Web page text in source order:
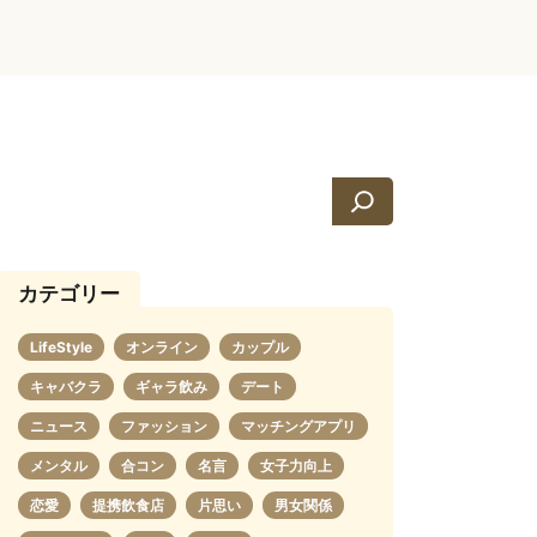
カテゴリー
LifeStyle オンライン カップル
キャバクラ ギャラ飲み デート
ニュース ファッション マッチングアプリ
メンタル 合コン 名言 女子力向上
恋愛 提携飲食店 片思い 男女関係